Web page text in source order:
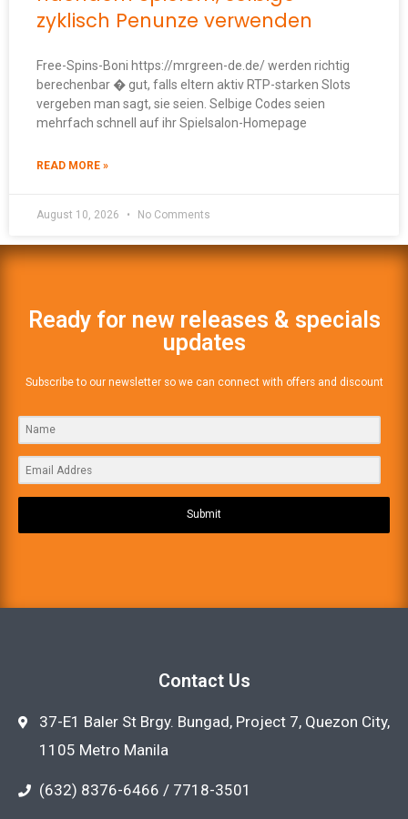
zyklisch Penunze verwenden
Free-Spins-Boni https://mrgreen-de.de/ werden richtig
berechenbar � gut, falls eltern aktiv RTP-starken Slots
vergeben man sagt, sie seien. Selbige Codes seien
mehrfach schnell auf ihr Spielsalon-Homepage
READ MORE »
August 10, 2026 No Comments
Ready for new releases & specials
updates
Subscribe to our newsletter so we can connect with offers and discount
Submit
Contact Us
37-E1 Baler St Brgy. Bungad, Project 7, Quezon City,
1105 Metro Manila
(632) 8376-6466 / 7718-3501